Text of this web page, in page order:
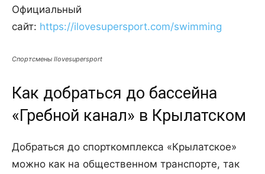
Официальный
сайт: https://ilovesupersport.com/swimming
Спортсмены Ilovesupersport
Как добраться до бассейна
«Гребной канал» в Крылатском
Добраться до спорткомплекса «Крылатское»
можно как на общественном транспорте, так